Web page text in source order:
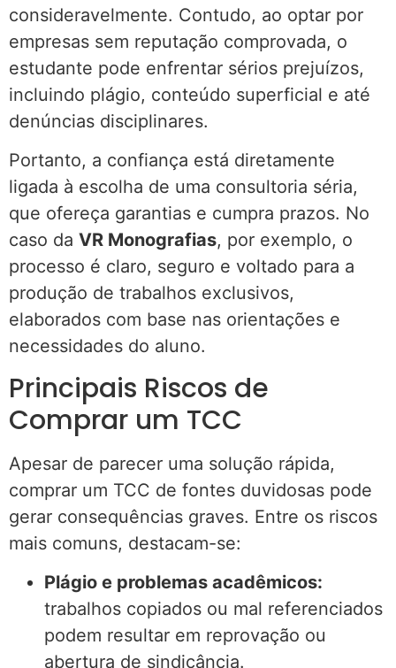
consideravelmente. Contudo, ao optar por
empresas sem reputação comprovada, o
estudante pode enfrentar sérios prejuízos,
incluindo plágio, conteúdo superficial e até
denúncias disciplinares.
Portanto, a confiança está diretamente
ligada à escolha de uma consultoria séria,
que ofereça garantias e cumpra prazos. No
caso da VR Monografias, por exemplo, o
processo é claro, seguro e voltado para a
produção de trabalhos exclusivos,
elaborados com base nas orientações e
necessidades do aluno.
Principais Riscos de
Comprar um TCC
Apesar de parecer uma solução rápida,
comprar um TCC de fontes duvidosas pode
gerar consequências graves. Entre os riscos
mais comuns, destacam-se:
Plágio e problemas acadêmicos:
trabalhos copiados ou mal referenciados
podem resultar em reprovação ou
abertura de sindicância.